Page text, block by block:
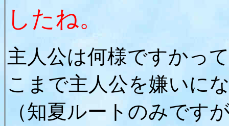
したね。
主人公は何様ですかっ
こまで主人公を嫌いに
（知夏ルートのみです